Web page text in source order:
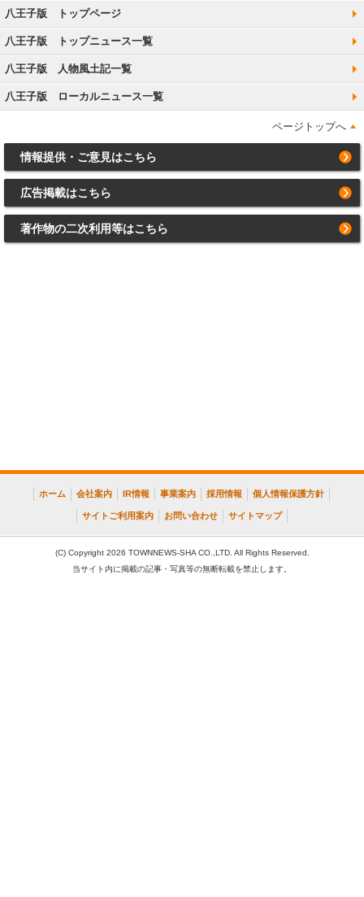
八王子版 トップページ
八王子版 トップニュース一覧
八王子版 人物風土記一覧
八王子版 ローカルニュース一覧
ページトップへ
情報提供・ご意見はこちら
広告掲載はこちら
著作物の二次利用等はこちら
ホーム 会社案内 IR情報 事業案内 採用情報 個人情報保護方針
サイトご利用案内 お問い合わせ サイトマップ
(C) Copyright 2026 TOWNNEWS-SHA CO.,LTD. All Rights Reserved.
当サイト内に掲載の記事・写真等の無断転載を禁止します。